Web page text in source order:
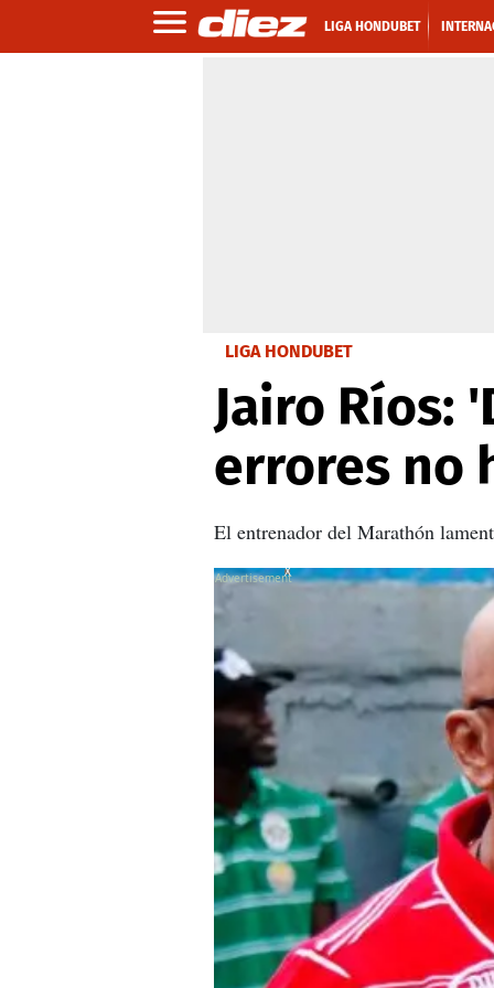
LIGA HONDUBET
LIGA HONDUBET
Jairo Ríos:
errores no
El entrenador del Marathón
X